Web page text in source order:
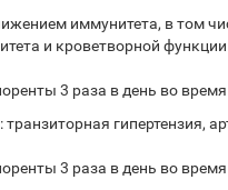
иммунитета, в том
и кроветворной
3 раза в день во
гипертензия,
3 раза в день во